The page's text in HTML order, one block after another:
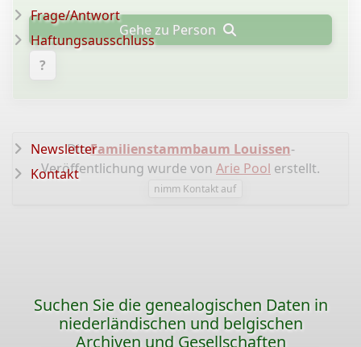
Gehe zu Person
?
DieFamilienstammbaum Louissen-
Veröffentlichung wurde von Arie Pool erstellt.
nimm Kontakt auf
Frage/Antwort
Haftungsausschluss
Newsletter
Kontakt
Suchen Sie die genealogischen Daten in
niederländischen und belgischen
Archiven und Gesellschaften